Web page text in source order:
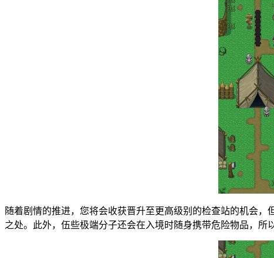
随着剧情的推进，您将会收获晋升至更高级别的检查站的机会
之处。此外，伍些极端分子还会在入境时随身携带危险物品，所